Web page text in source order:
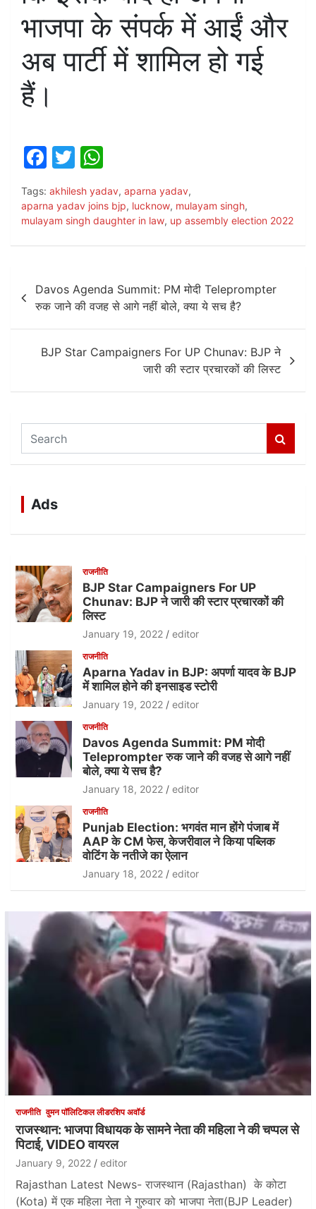
भाजपा के संपर्क में आईं और
अब पार्टी में शामिल हो गई
हैं।
F
a
c
e
b
o
k
T
w
itt
er
h
at
s
A
p
Tags: akhilesh yadav, aparna yadav,
aparna yadav joins bjp, lucknow, mulayam singh,
mulayam singh daughter in law, up assembly election 2022
Post
navigation
Davos Agenda Summit: PM मोदी Teleprompter
रुक जाने की वजह से आगे नहीं बोले, क्या ये सच है?
BJP Star Campaigners For UP Chunav: BJP ने
जारी की स्टार प्रचारकों की लिस्ट
a
c
h
Ads
राजनीति
BJP Star Campaigners For UP
Chunav: BJP ने जारी की स्टार प्रचारकों की
लिस्ट
January 19, 2022 editor
राजनीति
Aparna Yadav in BJP: अपर्णा यादव के BJP
में शामिल होने की इनसाइड स्टोरी
January 19, 2022 editor
राजनीति
Davos Agenda Summit: PM मोदी
Teleprompter रुक जाने की वजह से आगे नहीं
बोले, क्या ये सच है?
January 18, 2022 editor
राजनीति
Punjab Election: भगवंत मान होंगे पंजाब में
AAP के CM फेस, केजरीवाल ने किया पब्लिक
वोटिंग के नतीजे का ऐलान
January 18, 2022 editor
राजनीति वुमन पॉलिटिकल लीडरशिप अवॉर्ड
राजस्थान: भाजपा विधायक के सामने नेता की महिला ने की चप्पल से
पिटाई, VIDEO वायरल
January 9, 2022 editor
Rajasthan Latest News- राजस्थान (Rajasthan) के कोटा
(Kota) में एक महिला नेता ने गुरुवार को भाजपा नेता(BJP Leader)